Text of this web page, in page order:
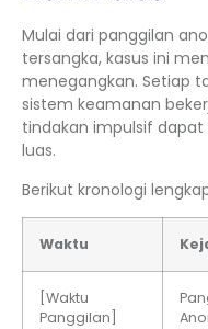
Mulai dari panggilan
tersangka, kasus ini
menegangkan. Setiap
sistem keamanan
tindakan impulsif
luas.
Berikut kronologi
Waktu
[Waktu
Panggilan]